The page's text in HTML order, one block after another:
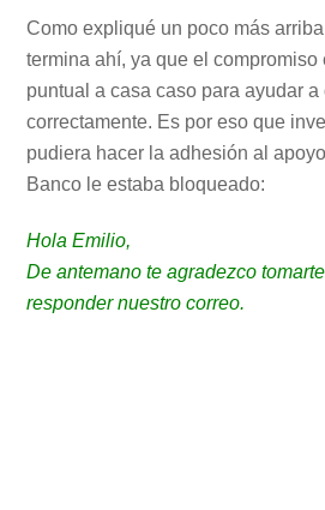
Como expliqué un poco más
termina ahí, ya que el
puntual a casa caso para ayudar
correctamente. Es por eso que
pudiera hacer la adhesión al
Banco le estaba bloqueado:
HolaEmilio,
De antemano te agradezco
responder nuestro correo.